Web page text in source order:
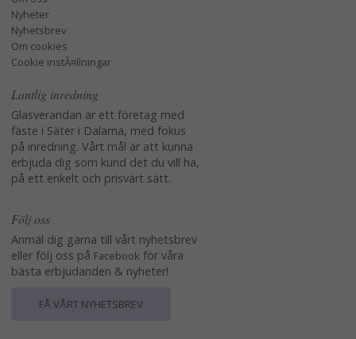
Nyheter
Nyhetsbrev
Om cookies
Cookie instÃ¤llningar
Lantlig inredning
Glasverandan är ett företag med
fäste i Säter i Dalarna, med fokus
på inredning. Vårt mål är att kunna
erbjuda dig som kund det du vill ha,
på ett enkelt och prisvärt sätt.
Följ oss
Anmäl dig gärna till vårt nyhetsbrev
eller följ oss på Facebook för våra
bästa erbjudanden & nyheter!
FÅ VÅRT NYHETSBREV